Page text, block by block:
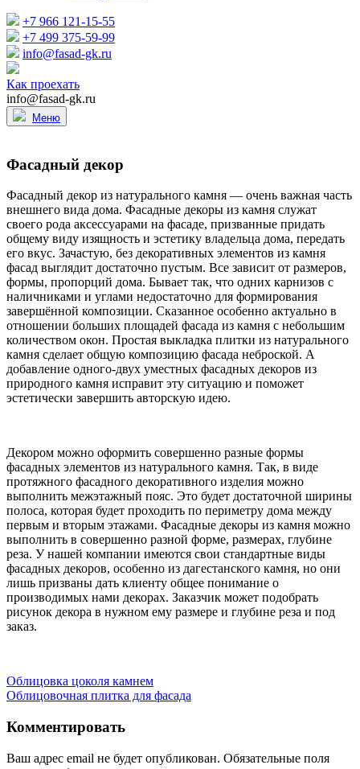
+7 966 121-15-55
+7 499 375-59-99
info@fasad-gk.ru
Как проехать
info@fasad-gk.ru
Меню
Фасадный декор
Фасадный декор из натурального камня — очень важная часть
внешнего вида дома. Фасадные декоры из камня служат
своего рода аксессуарами на фасаде, призванные придать
общему виду изящность и эстетику владельца дома, передать
его вкус. Зачастую, без декоративных элементов из камня
фасад выглядит достаточно пустым. Все зависит от размеров,
формы, пропорций дома. Бывает так, что одних карнизов с
наличниками и углами недостаточно для формирования
завершённой композиции. Сказанное особенно актуально в
отношении больших площадей фасада из камня с небольшим
количеством окон. Простая выкладка плитки из натурального
камня сделает общую композицию фасада неброской. А
добавление одного-двух уместных фасадных декоров из
природного камня исправит эту ситуацию и поможет
эстетически завершить авторскую идею.
Декором можно оформить совершенно разные формы
фасадных элементов из натурального камня. Так, в виде
протяжного фасадного декоративного изделия можно
выполнить межэтажный пояс. Это будет достаточной ширины
полоса, которая будет проходить по периметру дома между
первым и вторым этажами. Фасадные декоры из камня можно
выполнить в совершенно разной форме, размерах, глубине
реза. У нашей компании имеются свои стандартные виды
фасадных декоров, особенно из дагестанского камня, но они
лишь призваны дать клиенту общее понимание о
производимых нами декорах. Заказчик может подобрать
рисунок декора в нужном ему размере и глубине реза и под
заказ.
Навигация
по
записям
Облицовка цоколя камнем
Облицовочная плитка для фасада
Комментировать
Ваш адрес email не будет опубликован. Обязательные поля